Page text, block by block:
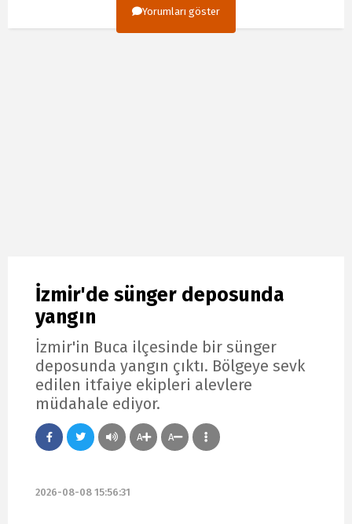
Yorumları göster
İzmir'de sünger deposunda
yangın
İzmir'in Buca ilçesinde bir sünger
deposunda yangın çıktı. Bölgeye sevk
edilen itfaiye ekipleri alevlere
müdahale ediyor.
A A
2026-08-08 15:56:31